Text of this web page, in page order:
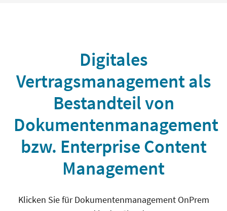
Digitales
Vertragsmanagement als
Bestandteil von
Dokumentenmanagement
bzw. Enterprise Content
Management
Klicken Sie für Dokumentenmanagement OnPrem